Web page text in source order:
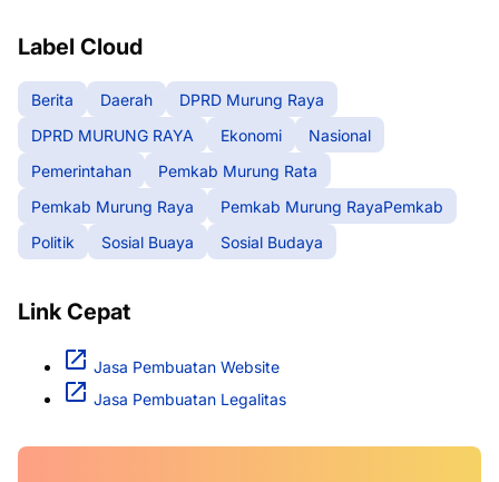
Label Cloud
Berita Daerah
DPRD Murung Raya
DPRD MURUNG RAYA
Ekonomi
Nasional
Pemerintahan
Pemkab Murung Rata
Pemkab Murung Raya
Pemkab Murung RayaPemkab
Politik
Sosial Buaya Sosial Budaya
Link Cepat
Jasa Pembuatan Website
Jasa Pembuatan Legalitas